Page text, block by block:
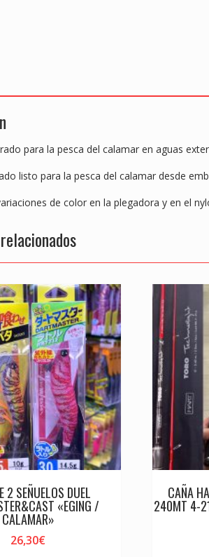
para la pesca del calamar en aguas
listo para la pesca del calamar desde
de color en la plegadora y en el
2 SEÑUELOS DUEL
«EGING /
CALAMAR»
26,30€
CAÑA
240MT 4-